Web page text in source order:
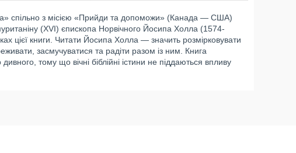
спільно з місією «Прийди та допоможи» (Канада — США)
(XVI) єпископа Норвічного Йосипа Холла (1574-
цієї книги. Читати Йосипа Холла — значить розмірковувати
засмучуватися та радіти разом із ним. Книга
тому що вічні біблійні істини не піддаються впливу